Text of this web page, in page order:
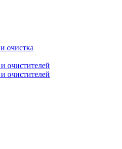
очистка
очистителей
очистителей